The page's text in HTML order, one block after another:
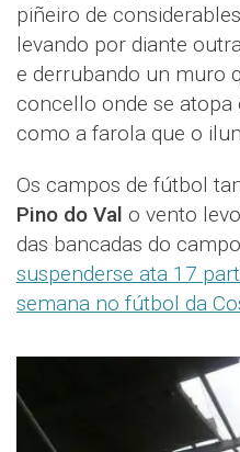
piñeiro de
levando por diante
e derrubando un muro
concello onde se atopa
como a farola que o
Os campos de fútbol
Pino do Val o vento
das bancadas do
suspenderse ata 17
semana no fútbol da